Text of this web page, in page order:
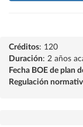
Créditos: 120
Duración: 2 años
Fecha BOE de plan
Regulación